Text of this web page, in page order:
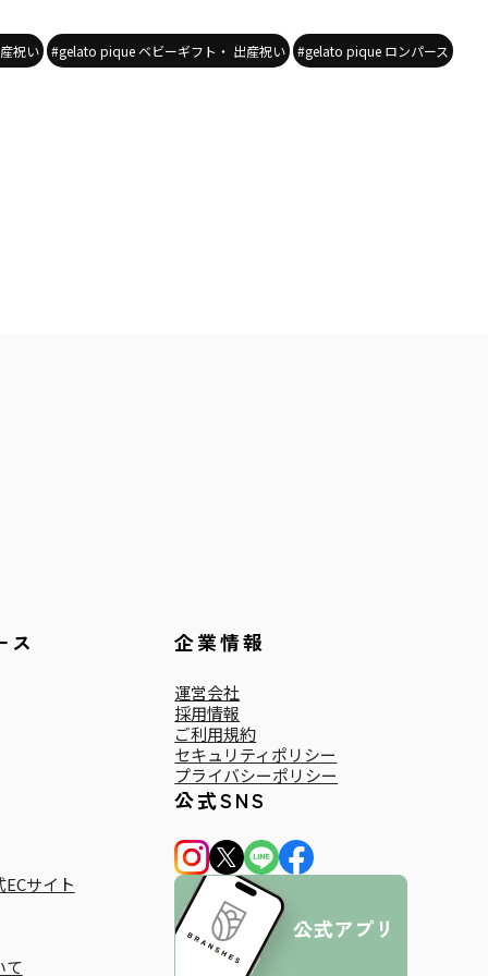
祝い #gelato pique ベビーギフト・ 出産祝い #gelato pique ロンパース
ス
サイト
て
企業情報
運営会社
採用情報
ご利用規約
セキュリティポリシー
プライバシーポリシー
公式SNS